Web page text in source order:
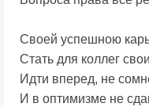
Своей успешною
Стать для коллег
Идти вперед, не
И в оптимизме не